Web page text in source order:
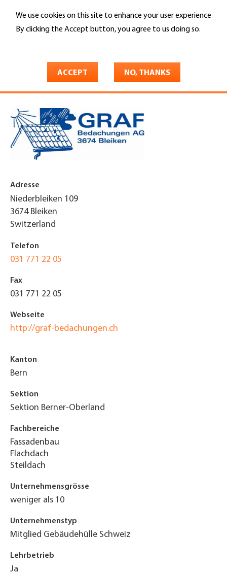
We use cookies on this site to enhance your user experience
By clicking the Accept button, you agree to us doing so.
ACCEPT NO, THANKS
main
Search
Graf Bedachungen AG
Adresse
Niederbleiken 109
3674 Bleiken
Switzerland
Telefon
031 771 22 05
Fax
031 771 22 05
Webseite
http://graf-bedachungen.ch
Kanton
Bern
Sektion
Sektion Berner-Oberland
Fachbereiche
Fassadenbau
Flachdach
Steildach
Unternehmensgrösse
weniger als 10
Unternehmenstyp
Mitglied Gebäudehülle Schweiz
Lehrbetrieb
Ja